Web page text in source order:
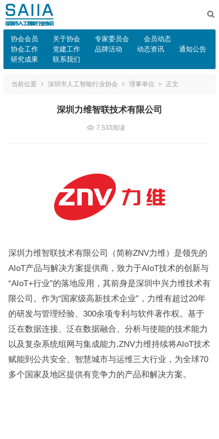
协会会员 关于协会 专家委员会
会员动态
协会工作
党建工作 品牌活动 动态资讯
通知公告
研究成果
联系我们
当前位置 深圳市人工智能行业协会 理事单位 正文
深圳力维智联技术有限公司
7,533阅读
深圳力维智联技术有限公司（简称ZNV力维）是领先的
AIoT产品与解决方案提供商，致力于AIoT技术的创新与
“AIoT+行业”的落地应用，其前身是深圳中兴力维技术有
限公司。作为“国家级高新技术企业”，力维有超过20年
的研发与管理经验、300余项专利与软件著作权。基于
泛在数据连接、泛在数据融合、分析与使能的技术能力
以及复杂系统组网与集成能力,ZNV力维持续将AIoT技术
赋能到公共安全、智慧城市与运维三大行业，为全球70
多个国家及地区提供有竞争力的产品和解决方案。